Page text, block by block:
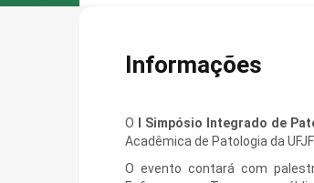
Informações
O I Simpósio Integrado de
Acadêmica de Patologia da
O evento contará com